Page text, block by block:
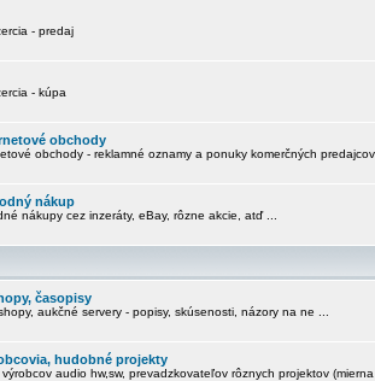
- predaj
- kúpa
obchody
obchody - reklamné oznamy a ponuky komerčných predajcov
nákup
nákupy cez inzeráty, eBay, rôzne akcie, atď ...
časopisy
aukčné servery - popisy, skúsenosti, názory na ne ...
hudobné projekty
audio hw,sw, prevadzkovateľov rôznych projektov